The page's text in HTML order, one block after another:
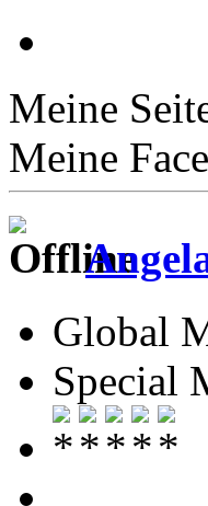
Meine
Meine
Global
Special